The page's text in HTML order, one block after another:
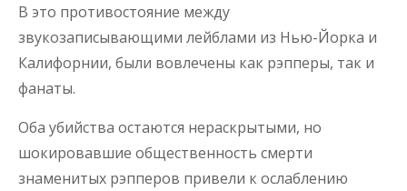
В это противостояние между
звукозаписывающими лейблами из Нью-Йорка и
Калифорнии, были вовлечены как рэпперы, так и
фанаты.
Оба убийства остаются нераскрытыми, но
шокировавшие общественность смерти
знаменитых рэпперов привели к ослаблению